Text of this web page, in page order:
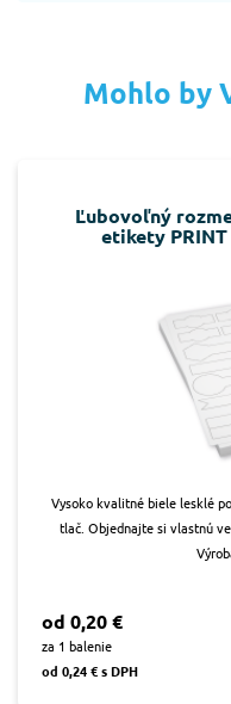
Mohlo by
Ľubovoľný
etikety
Vysoko kvalitné biele lesklé
tlač. Objednajte si vlastnú
od 0,20 €
za 1 balenie
od 0,24 € s DPH